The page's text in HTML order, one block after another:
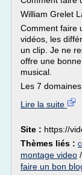
William Grelet
Comment faire
vidéos, les
un clip. Je ne
offre une
musical.
Les 7
Lire la suite
Site : https://
Thèmes liés :
montage video /
faire un bon